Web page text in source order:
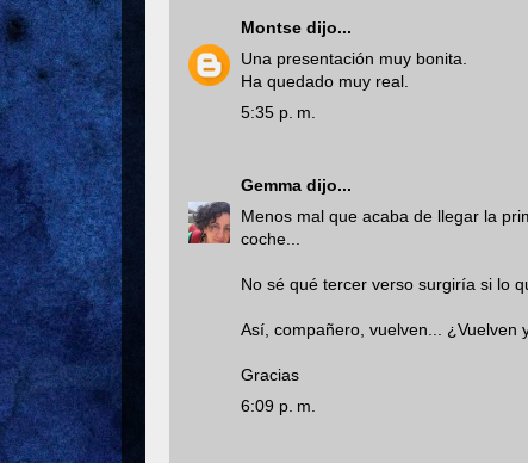
Montse dijo...
Una presentación muy bonita.
Ha quedado muy real.
5:35 p. m.
Gemma dijo...
Menos mal que acaba de llegar la
coche...
No sé qué tercer verso surgiría si lo
Así, compañero, vuelven... ¿Vuelven
Gracias
6:09 p. m.